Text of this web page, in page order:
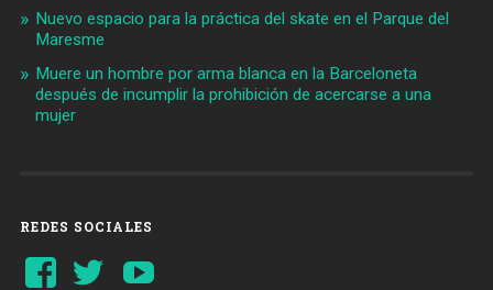
Nuevo espacio para la práctica del skate en el Parque del
Maresme
Muere un hombre por arma blanca en la Barceloneta
después de incumplir la prohibición de acercarse a una
mujer
REDES SOCIALES
Ver
perfil
Ver
perfil